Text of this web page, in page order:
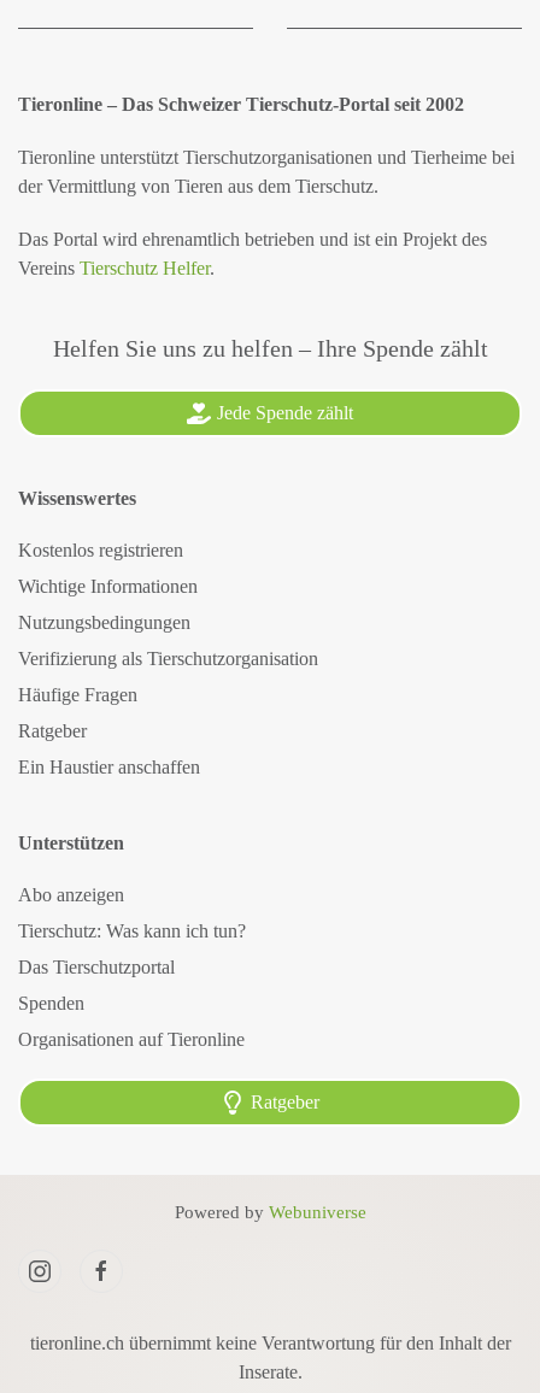
Tieronline – Das Schweizer Tierschutz-Portal seit 2002
Tieronline unterstützt Tierschutzorganisationen und Tierheime bei
der Vermittlung von Tieren aus dem Tierschutz.
Das Portal wird ehrenamtlich betrieben und ist ein Projekt des
Vereins Tierschutz Helfer.
Helfen Sie uns zu helfen – Ihre Spende zählt
Jede Spende zählt
Wissenswertes
Kostenlos registrieren
Wichtige Informationen
Nutzungsbedingungen
Verifizierung als Tierschutzorganisation
Häufige Fragen
Ratgeber
Ein Haustier anschaffen
Unterstützen
Abo anzeigen
Tierschutz: Was kann ich tun?
Das Tierschutzportal
Spenden
Organisationen auf Tieronline
Ratgeber
Powered by Webuniverse
tieronline.ch übernimmt keine Verantwortung für den Inhalt der
Inserate.